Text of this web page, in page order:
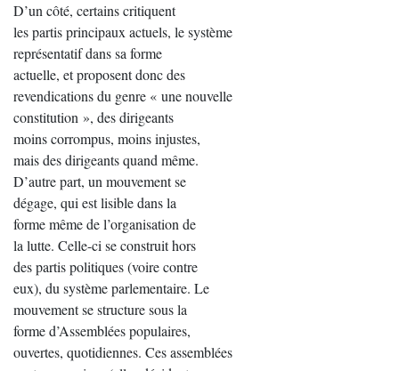
D’un côté, certains critiquent
les partis principaux actuels, le système
représentatif dans sa forme
actuelle, et proposent donc des
revendications du genre « une nouvelle
constitution », des dirigeants
moins corrompus, moins injustes,
mais des dirigeants quand même.
D’autre part, un mouvement se
dégage, qui est lisible dans la
forme même de l’organisation de
la lutte. Celle-ci se construit hors
des partis politiques (voire contre
eux), du système parlementaire. Le
mouvement se structure sous la
forme d’Assemblées populaires,
ouvertes, quotidiennes. Ces assemblées